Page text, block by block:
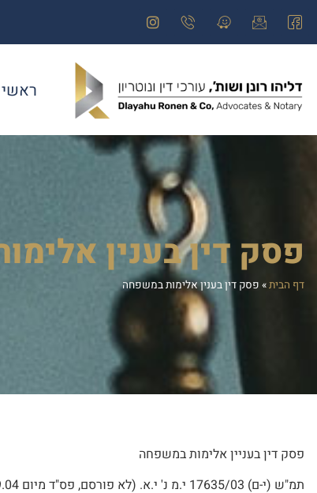
ראשי
פסק דין בענין
דף הבית» פסק דין בענין אלימות במשפחה
פסק דין בעניין אלימות במשפחה